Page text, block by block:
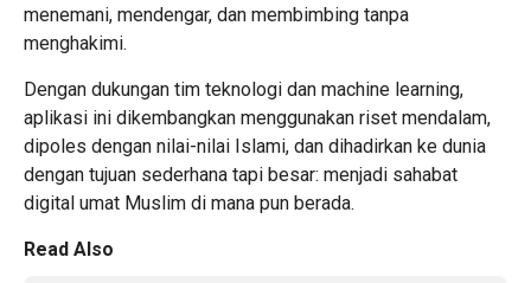
menemani, mendengar, dan membimbing tanpa
menghakimi.
Dengan dukungan tim teknologi dan machine learning,
aplikasi ini dikembangkan menggunakan riset mendalam,
dipoles dengan nilai-nilai Islami, dan dihadirkan ke dunia
dengan tujuan sederhana tapi besar: menjadi sahabat
digital umat Muslim di mana pun berada.
Read Also